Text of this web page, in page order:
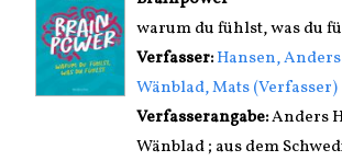
warum du fühlst, was du
Verfasser:Suche nach
Hansen,
Wänblad, Mats (Verfasser)
Verfasserangabe:Anders
Wänblad ; aus dem